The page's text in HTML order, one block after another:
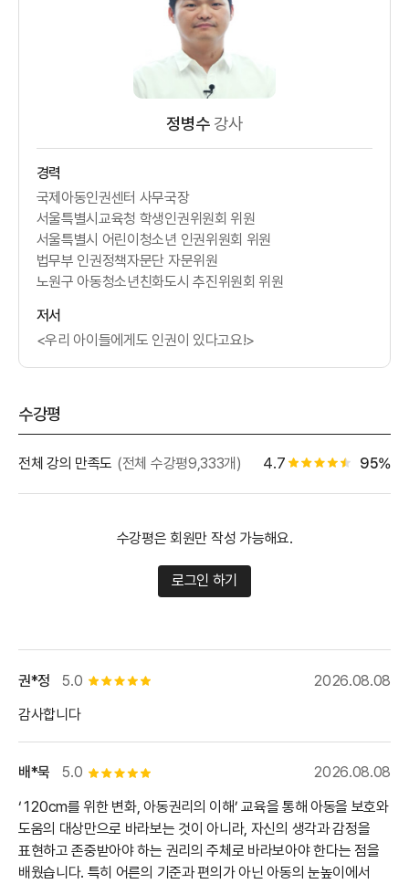
정병수강사
경력
국제아동인권센터 사무국장
서울특별시교육청 학생인권위원회 위원
서울특별시 어린이청소년 인권위원회 위원
법무부 인권정책자문단 자문위원
노원구 아동청소년친화도시 추진위원회 위원
저서
<우리 아이들에게도 인권이 있다고요!>
수강평
전체 강의 만족도 (전체 수강평9,333개) 4.7 별점 4.5개 별점 백
95%
수강평은 회원만 작성 가능해요.
로그인 하기
5.0 별점 5개
권*정
2026.08.08
감사합니다
5.0 별점 5개
배*묵
2026.08.08
‘120cm를 위한 변화, 아동권리의 이해’ 교육을 통해 아동을 보호와
도움의 대상만으로 바라보는 것이 아니라, 자신의 생각과 감정을
표현하고 존중받아야 하는 권리의 주체로 바라보아야 한다는 점을
배웠습니다. 특히 어른의 기준과 편의가 아닌 아동의 눈높이에서